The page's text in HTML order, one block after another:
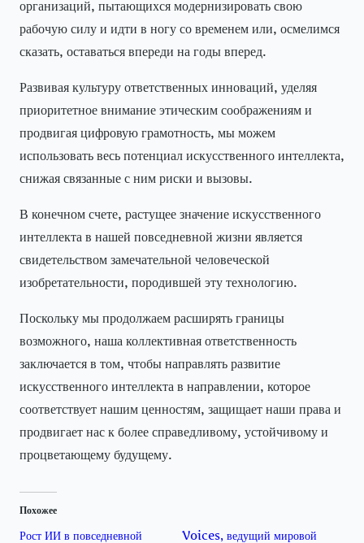
организаций, пытающихся модернизировать свою
рабочую силу и идти в ногу со временем или, осмелимся
сказать, оставаться впереди на годы вперед.
Развивая культуру ответственных инноваций, уделяя
приоритетное внимание этическим соображениям и
продвигая цифровую грамотность, мы можем
использовать весь потенциал искусственного интеллекта,
снижая связанные с ним риски и вызовы.
В конечном счете, растущее значение искусственного
интеллекта в нашей повседневной жизни является
свидетельством замечательной человеческой
изобретательности, породившей эту технологию.
Поскольку мы продолжаем расширять границы
возможного, наша коллективная ответственность
заключается в том, чтобы направлять развитие
искусственного интеллекта в направлении, которое
соответствует нашим ценностям, защищает наши права и
продвигает нас к более справедливому, устойчивому и
процветающему будущему.
Похожее
Рост ИИ в повседневной
Voices, ведущий мировой